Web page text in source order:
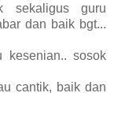
sekaligus guru
dan baik bgt...
kesenian.. sosok
cantik, baik dan